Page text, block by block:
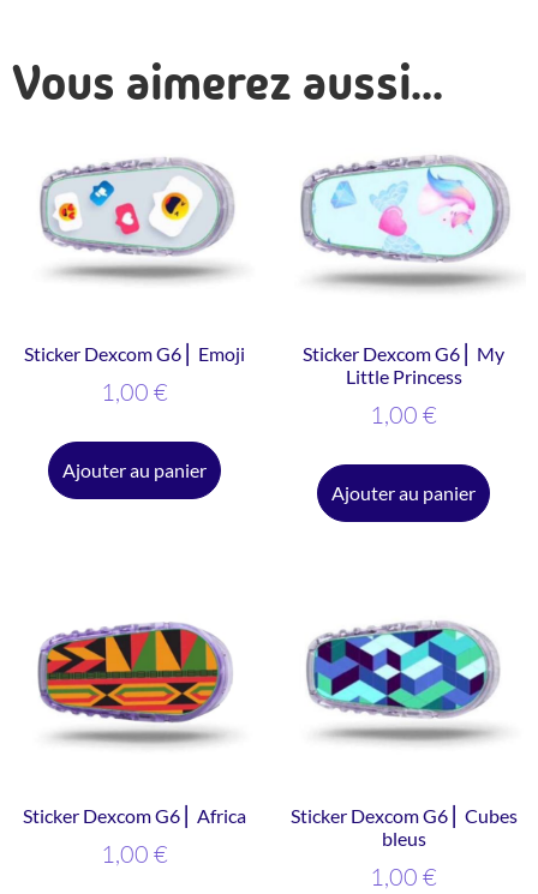
Vous aimerez aussi...
Sticker Dexcom G6 ⎜ Emoji
1,00 €
Ajouter au panier
Sticker Dexcom G6 ⎜ My
Little Princess
1,00 €
Ajouter au panier
Sticker Dexcom G6 ⎜ Africa
1,00 €
Sticker Dexcom G6 ⎜ Cubes
bleus
1,00 €